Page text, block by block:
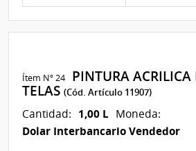
Ítem Nº 24
PINTURA ACRILICA
TELAS(Cód. Artículo 11907)
Cantidad: 1,00 L Moneda:
Dolar Interbancario Vendedor